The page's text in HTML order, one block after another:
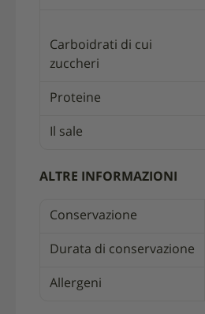
Carboidrati di cui
zuccheri
Proteine
Il sale
ALTRE INFORMAZIONI
Conservazione
Durata di conservazione
Allergeni